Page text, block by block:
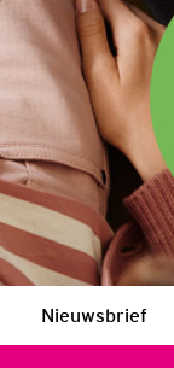
Nieuwsbrief